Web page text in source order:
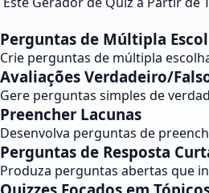
Perguntas de Múltipla
Crie perguntas de múltipla
Avaliações Verdadeiro/
Gere perguntas simples de
Preencher Lacunas
Desenvolva perguntas de
Perguntas de Resposta
Produza perguntas abertas que